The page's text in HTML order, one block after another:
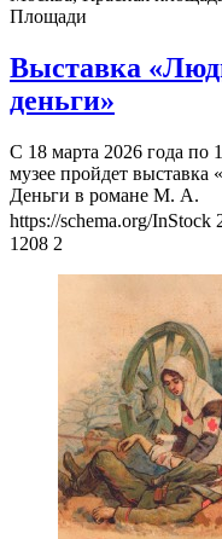
Площади
Выставка
деньги»
С 18 марта 2026 года по
музее пройдет
Деньги в романе М. А.
https://schema.org/InStock
1208 2